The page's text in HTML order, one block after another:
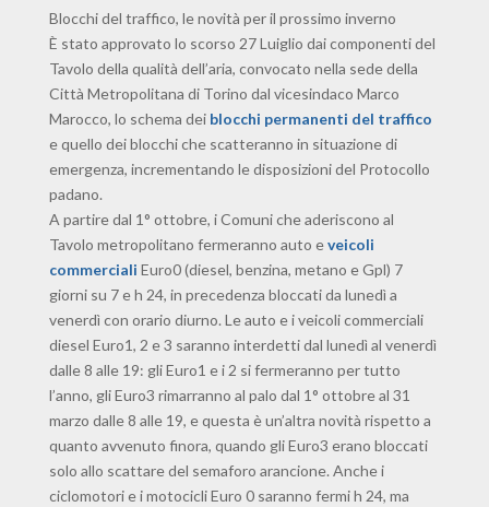
Blocchi del traffico, le novità per il prossimo inverno
È stato approvato lo scorso 27 Luiglio dai componenti del
Tavolo della qualità dell’aria, convocato nella sede della
Città Metropolitana di Torino dal vicesindaco Marco
Marocco, lo schema dei blocchi permanenti del traffico
e quello dei blocchi che scatteranno in situazione di
emergenza, incrementando le disposizioni del Protocollo
padano.
A partire dal 1° ottobre, i Comuni che aderiscono al
Tavolo metropolitano fermeranno auto eveicoli
commerciali Euro0 (diesel, benzina, metano e Gpl) 7
giorni su 7 e h 24, in precedenza bloccati da lunedì a
venerdì con orario diurno. Le auto e i veicoli commerciali
diesel Euro1, 2 e 3 saranno interdetti dal lunedì al venerdì
dalle 8 alle 19: gli Euro1 e i 2 si fermeranno per tutto
l’anno, gli Euro3 rimarranno al palo dal 1° ottobre al 31
marzo dalle 8 alle 19, e questa è un’altra novità rispetto a
quanto avvenuto finora, quando gli Euro3 erano bloccati
solo allo scattare del semaforo arancione. Anche i
ciclomotori e i motocicli Euro 0 saranno fermi h 24, ma